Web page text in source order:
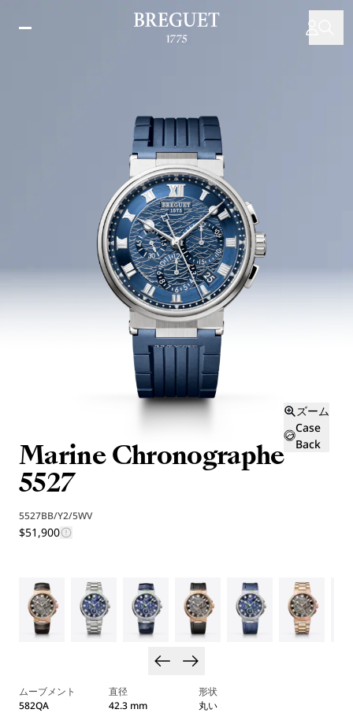
ズーム
Case
Back
Marine Chronographe
5527
5527BB/Y2/5WV
$51,900
ムーブメント
582QA
直径
42.3 mm
形状
丸い